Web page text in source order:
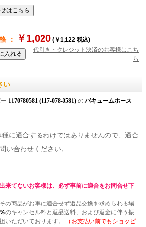
： ￥1,020 (￥1,122 税込)
代引き・クレジット決済のお客様はこち
ら
い
1170780581 (117-078-0581) の バキュームホース
に適合するわけではありませんので、適合
い合わせください。
来てないお客様は、必ず事前に適合をお問合せ下
の商品がお車に適合せず返品交換を求められる場
のキャンセル料と返品送料、および返金に伴う振
いただいております。
（お支払い前でもショッピ